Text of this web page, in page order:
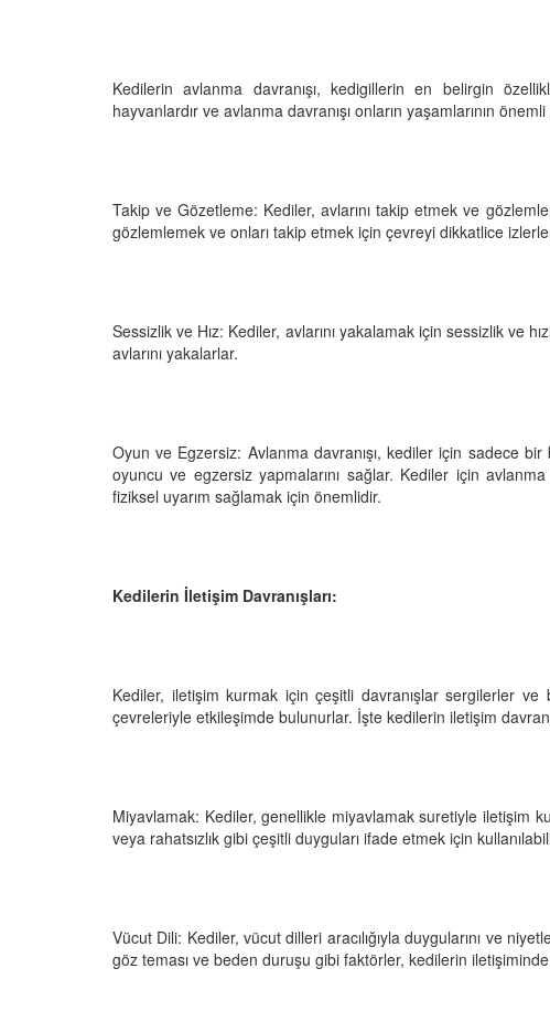
Kedilerin avlanma davranışı, kedigillerin en belirgin
hayvanlardır ve avlanma davranışı onların yaşamlarının
Takip ve Gözetleme: Kediler, avlarını takip etmek ve
gözlemlemek ve onları takip etmek için çevreyi dikkatlice
Sessizlik ve Hız: Kediler, avlarını yakalamak için sessizlik ve
avlarını yakalarlar.
Oyun ve Egzersiz: Avlanma davranışı, kediler için sadece bir
oyuncu ve egzersiz yapmalarını sağlar. Kediler için
fiziksel uyarım sağlamak için önemlidir.
Kedilerin İletişim Davranışları:
Kediler, iletişim kurmak için çeşitli davranışlar sergilerler ve
çevreleriyle etkileşimde bulunurlar. İşte kedilerin iletişim
Miyavlamak: Kediler, genellikle miyavlamak suretiyle iletişim
veya rahatsızlık gibi çeşitli duyguları ifade etmek için
Vücut Dili: Kediler, vücut dilleri aracılığıyla duygularını ve
göz teması ve beden duruşu gibi faktörler, kedilerin
Kedilerin Kutsal
Eksileri"
11.10.2025
11.10.2025
05.10.2025
03.10.2025